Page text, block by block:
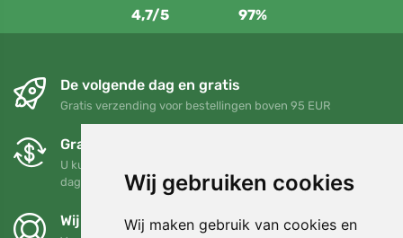
Wij gebruiken cookies
Wij maken gebruik van cookies en
4,7/5 97%
De volgende dag en gratis
Gratis verzending voor bestellingen boven 95 EUR
Gratis ruilen en retourneren
U kunt uw bestelling op elk gewenst moment binnen 90
dagen retourneren of ruilen
Wij steunen Trees.org